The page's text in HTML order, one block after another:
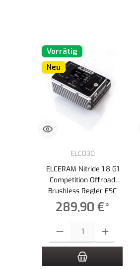
Vorrätig
Neu
ELC030
ELCERAM Nitride 1:8 G1
Competition Offroad
Brushless Regler ESC
289,90 €*